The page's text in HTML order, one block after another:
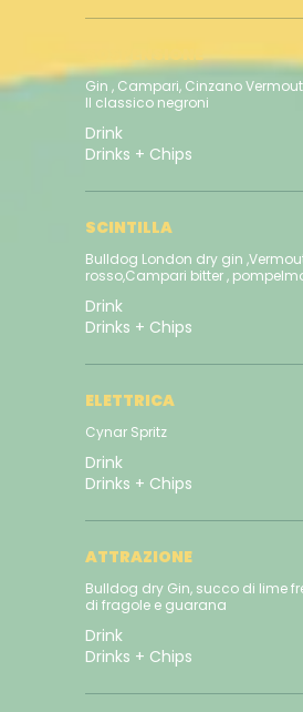
SOSPENSIONE
Gin , Campari, Cinzano
Il classico negroni
Drink
Drinks + Chips
SCINTILLA
Bulldog London dry gin
rosso,Campari bitter ,
Drink
Drinks + Chips
ELETTRICA
Cynar Spritz
Drink
Drinks + Chips
ATTRAZIONE
Bulldog dry Gin, succo di lime
di fragole e guarana
Drink
Drinks + Chips